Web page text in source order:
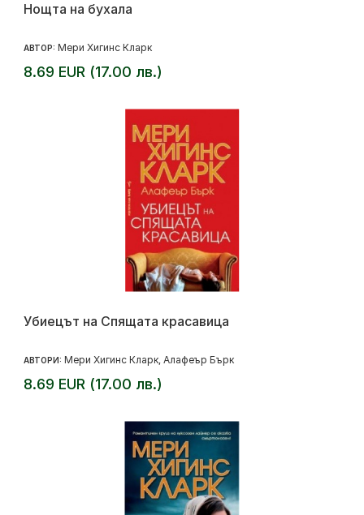
Нощта на бухала
АВТОР: Мери Хигинс Кларк
8.69 EUR (17.00 лв.)
Убиецът на Спящата красавица
АВТОРИ: Мери Хигинс Кларк Алафеър Бърк
8.69 EUR (17.00 лв.)